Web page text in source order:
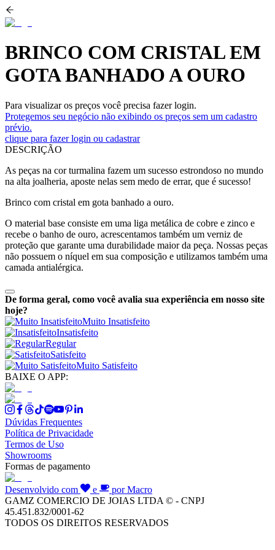
BRINCO COM CRISTAL EM
GOTA BANHADO A OURO
Para visualizar os preços você precisa fazer login.
Protegemos seu negócio não exibindo os preços sem um cadastro
prévio.
clique para fazer login ou cadastrar
DESCRIÇÃO
As peças na cor turmalina fazem um sucesso estrondoso no mundo
na alta joalheria, aposte nelas sem medo de errar, que é sucesso!
Brinco com cristal em gota banhado a ouro.
O material base consiste em uma liga metálica de cobre e zinco e
recebe o banho de ouro, acrescentamos também um verniz de
proteção que garante uma durabilidade maior da peça. Nossas peças
não possuem o níquel em sua composição e utilizamos também uma
camada antialérgica.
De forma geral, como você avalia sua experiência em nosso site
hoje?
Muito Insatisfeito
Insatisfeito
Regular
Satisfeito
Muito Satisfeito
BAIXE O APP:
Dúvidas Frequentes
Política de Privacidade
Termos de Uso
Showrooms
Formas de pagamento
Desenvolvido com e
por Macro
GAMZ COMERCIO DE JOIAS LTDA © - CNPJ
45.451.832/0001-62
TODOS OS DIREITOS RESERVADOS